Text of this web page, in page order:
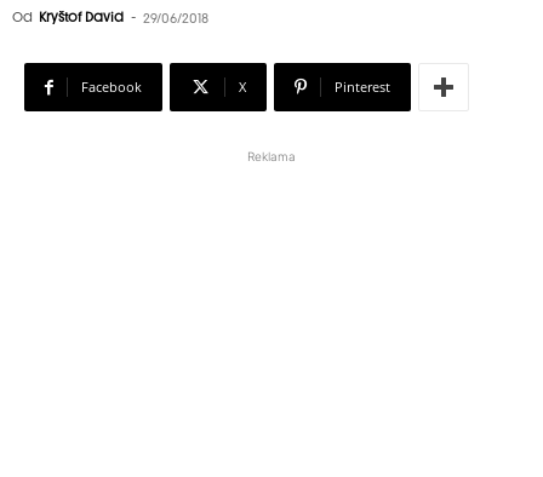
Od Kryštof David - 29/06/2018
Facebook X Pinterest
Reklama